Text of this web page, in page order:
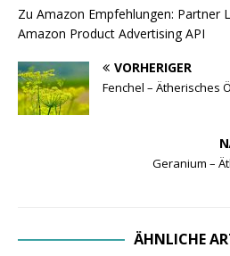
Zu Amazon Empfehlungen: Partner
Amazon Product Advertising API
VORHERIGER
Fenchel – Ätherisches
Geranium –
ÄHNLICHE